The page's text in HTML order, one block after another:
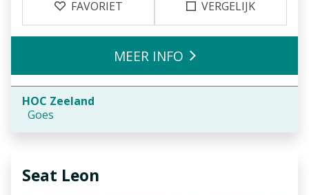
FAVORIET VERGELIJK
HOC Zeeland
Goes
MEER INFO
Seat Leon